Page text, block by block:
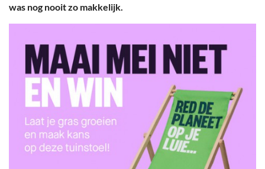
Plaats bericht
was nog nooit zo makkelijk.